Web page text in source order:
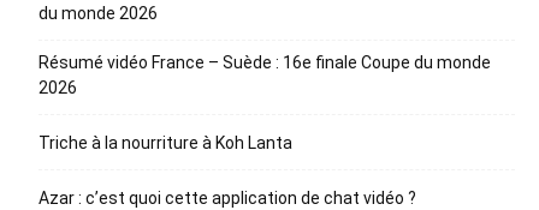
du monde 2026
Résumé vidéo France – Suède : 16e finale Coupe du monde
2026
Triche à la nourriture à Koh Lanta
Azar : c’est quoi cette application de chat vidéo ?